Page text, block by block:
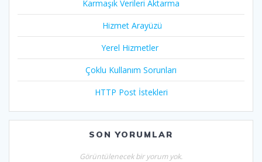
Karmaşık Verileri Aktarma
Hizmet Arayüzü
Yerel Hizmetler
Çoklu Kullanım Sorunları
HTTP Post İstekleri
SON YORUMLAR
Görüntülenecek bir yorum yok.